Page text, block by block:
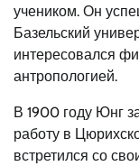
учеником. Он
Базельский
интересовался
антропологией.
В 1900 году Юнг
работу в
встретился со